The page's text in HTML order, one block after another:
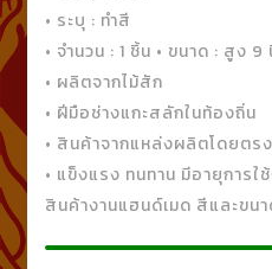
• ระบุ : ทำสี
• จำนวน : 1 ชิ้น • ขนาด : สูง 9
• ผลิตจากไม้สัก
• ฝีมือช่างแกะสลักในท้องถิ่น
• สินค้าจากแหล่งผลิตโดยตรง
• แข็งแรง ทนทาน มีอายุการใ
สินค้างานแฮนด์เมด สีและขน